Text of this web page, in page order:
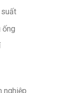
suất
ống
nghiệp